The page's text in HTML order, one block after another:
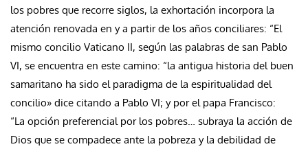
los pobres que recorre siglos, la exhortación incorpora la
atención renovada en y a partir de los años conciliares: “El
mismo concilio Vaticano II, según las palabras de san Pablo
VI, se encuentra en este camino: “la antigua historia del buen
samaritano ha sido el paradigma de la espiritualidad del
concilio» dice citando a Pablo VI; y por el papa Francisco:
“La opción preferencial por los pobres… subraya la acción de
Dios que se compadece ante la pobreza y la debilidad de